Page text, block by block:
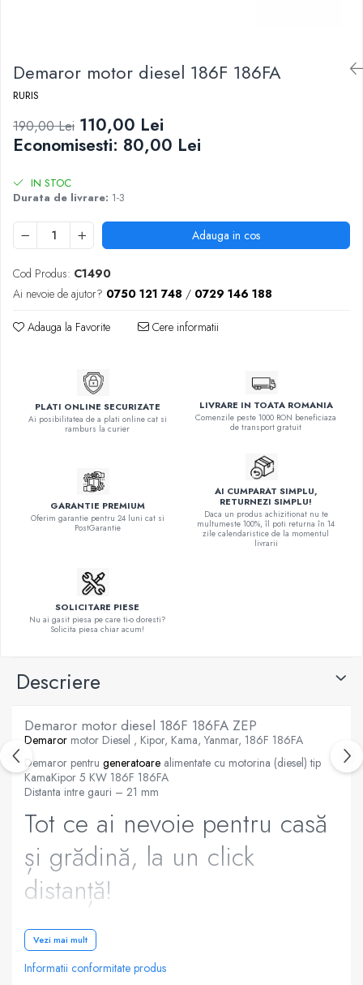
Demaror motor diesel 186F 186FA
RURIS
190,00 Lei 110,00 Lei
Economisesti: 80,00 Lei
IN STOC
Durata de livrare: 1-3
Adauga in cos
Cod Produs: C1490
Ai nevoie de ajutor? 0750 121 748 / 0729 146 188
Adauga la Favorite Cere informatii
PLATI ONLINE SECURIZATE
Ai posibilitatea de a plati online cat si
ramburs la curier
LIVRARE IN TOATA ROMANIA
Comenzile peste 1000 RON beneficiaza
de transport gratuit
GARANTIE PREMIUM
Oferim garantie pentru 24 luni cat si
PostGarantie
AI CUMPARAT SIMPLU,
RETURNEZI SIMPLU!
Daca un produs achizitionat nu te
multumeste 100%, îl poti returna în 14
zile calendaristice de la momentul
livrarii
SOLICITARE PIESE
Nu ai gasit piesa pe care ti-o doresti?
Solicita piesa chiar acum!
Descriere
Demaror motor diesel 186F 186FA ZEP
Demaror motor Diesel , Kipor, Kama, Yanmar, 186F 186FA
Demaror pentru generatoare alimentate cu motorina (diesel) tip
KamaKipor 5 KW 186F 186FA
Distanta intre gauri – 21 mm
Tot ce ai nevoie pentru casă
și grădină, la un click
distanță!
Iți oferim scule și utilaje de calitate pentru proiectele tale de acasă
și din grădină.
Indiferent dacă ești pasionat de bricolaj sau ai nevoie de
echipamente profesionale, suntem aici să vă oferim soluții complete
Vezi mai mult
Informatii conformitate produs